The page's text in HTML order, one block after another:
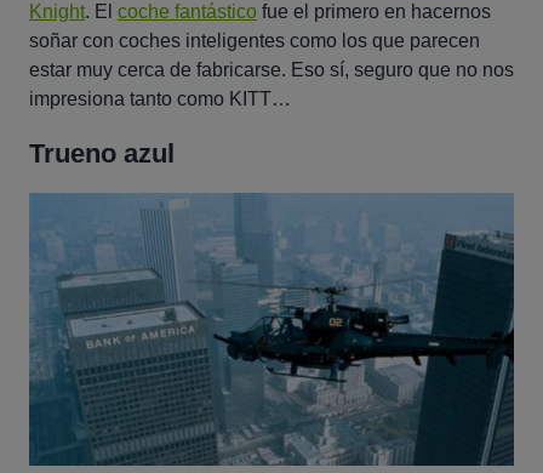
Knight. El coche fantástico fue el primero en hacernos
soñar con coches inteligentes como los que parecen
estar muy cerca de fabricarse. Eso sí, seguro que no nos
impresiona tanto como KITT…
Trueno azul